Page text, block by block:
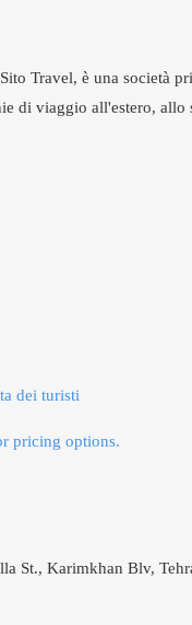
Travel, è una società
di viaggio all'estero,
dei turisti
pricing options.
St., Karimkhan Blv,